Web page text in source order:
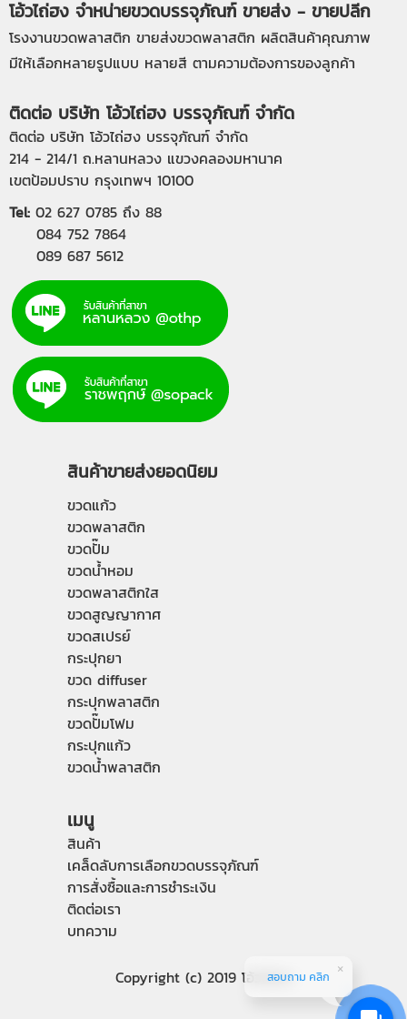
โอ้วไถ่ฮง จำหน่ายขวดบรรจุภัณฑ์ ขายส่ง - ขายปลีก
โรงงานขวดพลาสติก ขายส่งขวดพลาสติก ผลิตสินค้าคุณภาพ
มีให้เลือกหลายรูปแบบ หลายสี ตามความต้องการของลูกค้า
ติดต่อ บริษัท โอ้วไถ่ฮง บรรจุภัณฑ์ จำกัด
ติดต่อ บริษัท โอ้วไถ่ฮง บรรจุภัณฑ์ จำกัด
214 - 214/1 ถ.หลานหลวง แขวงคลองมหานาค
เขตป้อมปราบ กรุงเทพฯ 10100
Tel: 02 627 0785 ถึง 88
084 752 7864
089 687 5612
สินค้าขายส่งยอดนิยม
ขวดแก้ว
ขวดพลาสติก
ขวดปั๊ม
ขวดน้ำหอม
ขวดพลาสติกใส
ขวดสูญญากาศ
ขวดสเปรย์
กระปุกยา
ขวด diffuser
กระปุกพลาสติก
ขวดปั๊มโฟม
กระปุกแก้ว
ขวดน้ำพลาสติก
เมนู
สินค้า
เคล็ดลับการเลือกขวดบรรจุภัณฑ์
การสั่งซื้อและการชำระเงิน
ติดต่อเรา
บทความ
Copyright (c) 2019 โอ้วไถ่ฮงสอบถาม คลิก